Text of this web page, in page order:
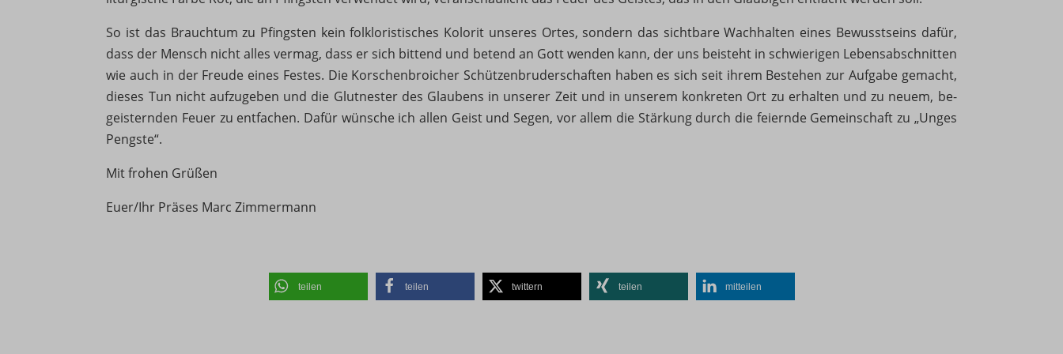
So ist das Brauchtum zu Pfingsten kein folkloristisches Kolorit unseres Ortes, sondern das sichtbare Wachhalten eines Bewusstseins dafür,
dass der Mensch nicht alles vermag, dass er sich bittend und betend an Gott wenden kann, der uns beisteht in schwierigen Lebensabschnitten
wie auch in der Freude eines Festes. Die Korschenbroicher Schützenbruderschaften haben es sich seit ihrem Bestehen zur Aufgabe gemacht,
dieses Tun nicht aufzugeben und die Glutnester des Glaubens in unserer Zeit und in unserem konkreten Ort zu erhalten und zu neuem, be-
geisternden Feuer zu entfachen. Dafür wünsche ich allen Geist und Segen, vor allem die Stärkung durch die feiernde Gemeinschaft zu „Unges
Pengste“.
Mit frohen Grüßen
Euer/Ihr Präses Marc Zimmermann
teilen teilen twittern teilen mitteilen
et-pb-recent-items-colors
mhcookie
wfwaf-authcookie*
wordpress_logged_in_*
Besucher mit unserer Website interagieren.
Details anzeigen
_pk_id*
_pk_ref*
Marketing
Marketing-Dienste werden von Drittanbietern oder Publishern genutzt, um personalisierte
Anzeigen zu zeigen. Sie tun dies, indem sie Besucher über verschiedene Websites hinweg
verfolgen.
borlabs-cookie